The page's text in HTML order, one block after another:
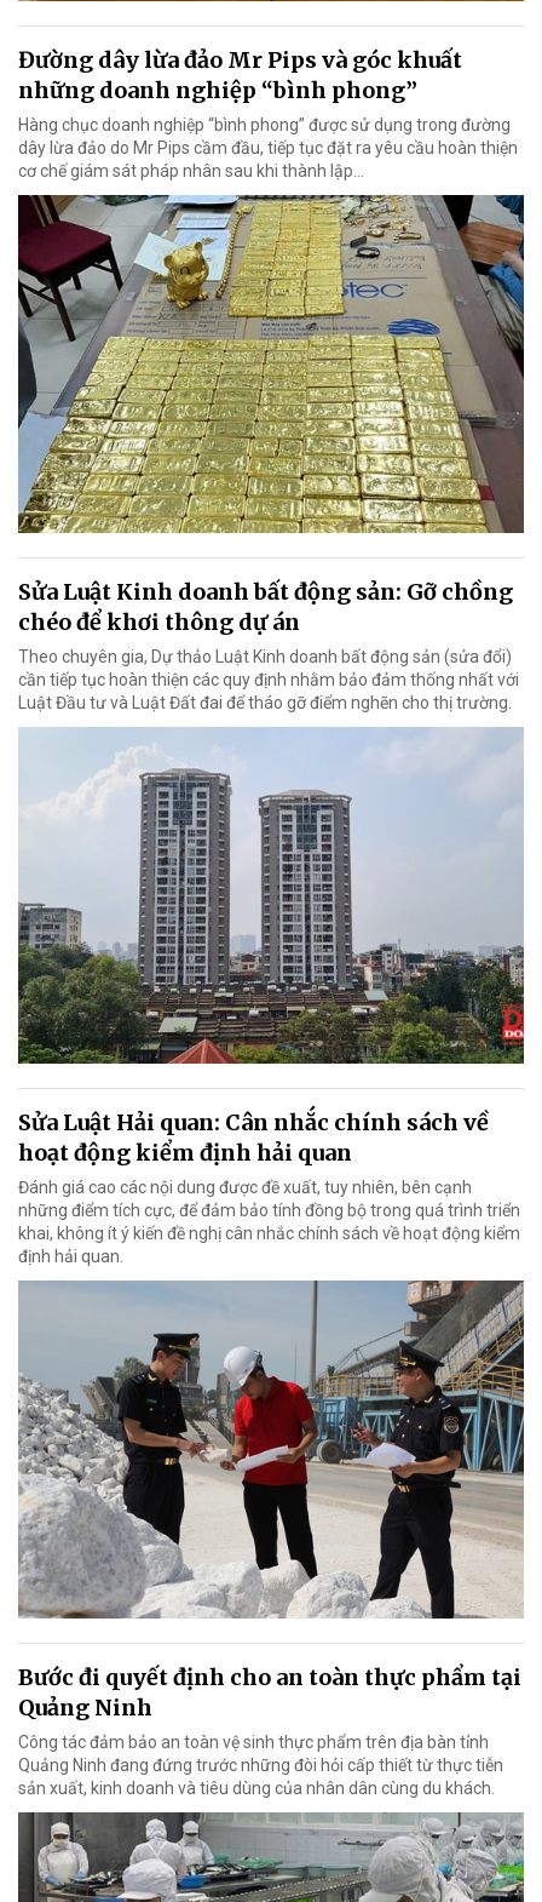
Đường dây lừa đảo Mr Pips và góc khuất
những doanh nghiệp “bình phong”
Hàng chục doanh nghiệp “bình phong” được sử dụng trong đường
dây lừa đảo do Mr Pips cầm đầu, tiếp tục đặt ra yêu cầu hoàn thiện
cơ chế giám sát pháp nhân sau khi thành lập…
Sửa Luật Kinh doanh bất động sản: Gỡ chồng
chéo để khơi thông dự án
Theo chuyên gia, Dự thảo Luật Kinh doanh bất động sản (sửa đổi)
cần tiếp tục hoàn thiện các quy định nhằm bảo đảm thống nhất với
Luật Đầu tư và Luật Đất đai để tháo gỡ điểm nghẽn cho thị trường.
Sửa Luật Hải quan: Cân nhắc chính sách về
hoạt động kiểm định hải quan
Đánh giá cao các nội dung được đề xuất, tuy nhiên, bên cạnh
những điểm tích cực, để đảm bảo tính đồng bộ trong quá trình triển
khai, không ít ý kiến đề nghị cân nhắc chính sách về hoạt động kiểm
định hải quan.
Bước đi quyết định cho an toàn thực phẩm tại
Quảng Ninh
Công tác đảm bảo an toàn vệ sinh thực phẩm trên địa bàn tỉnh
Quảng Ninh đang đứng trước những đòi hỏi cấp thiết từ thực tiễn
sản xuất, kinh doanh và tiêu dùng của nhân dân cùng du khách.